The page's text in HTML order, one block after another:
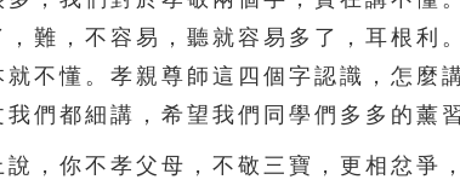
難，不容易，聽就容易多了，耳根利
就不懂。孝親尊師這四個字認識，怎
們都細講，希望我們同學們多多的薰
你不孝父母，不敬三寶，更相忿爭